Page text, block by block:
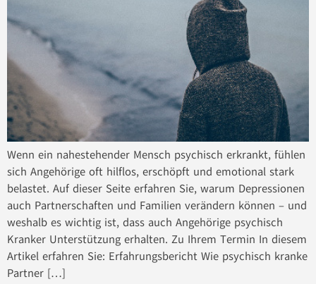
Wenn ein nahestehender Mensch psychisch erkrankt, fühlen
sich Angehörige oft hilflos, erschöpft und emotional stark
belastet. Auf dieser Seite erfahren Sie, warum Depressionen
auch Partnerschaften und Familien verändern können – und
weshalb es wichtig ist, dass auch Angehörige psychisch
Kranker Unterstützung erhalten. Zu Ihrem Termin In diesem
Artikel erfahren Sie: Erfahrungsbericht Wie psychisch kranke
Partner […]